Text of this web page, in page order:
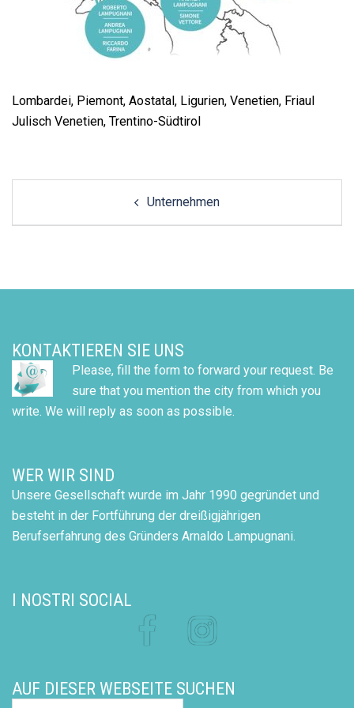
Lombardei, Piemont, Aostatal, Ligurien, Venetien, Friaul
Julisch Venetien, Trentino-Südtirol
Unternehmen
KONTAKTIEREN SIE UNS
Please, fill the form to forward your request. Be
sure that you mention the city from which you
write. We will reply as soon as possible.
WER WIR SIND
Unsere Gesellschaft wurde im Jahr 1990 gegründet und
besteht in der Fortführung der dreißigjährigen
Berufserfahrung des Gründers Arnaldo Lampugnani.
I NOSTRI SOCIAL
Facebook Instagram
AUF DIESER WEBSEITE SUCHEN